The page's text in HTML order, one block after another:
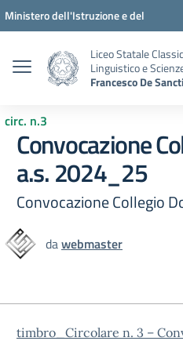
Vai ai contenuti
Vai al menu di navigazione
Vai al footer
Ministero dell'Istruzione e del
Liceo Statale
Linguistico e
Francesco De
circ. n.3
Convocazione
a.s. 2024_25
Convocazione Collegio
dawebmaster
timbro_Circolare n. 3 –